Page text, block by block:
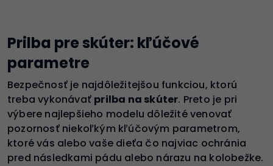
Prilba pre skúter: kľúčové
parametre
Bezpečnosť je najdôležitejšou funkciou, ktorú
treba vykonávať prilba na skúter. Preto je pri
výbere najlepšieho modelu dôležité venovať
pozornosť niekoľkým kľúčovým parametrom,
ktoré vás alebo vaše dieťa čo najviac ochránia
pred následkami pádu alebo nárazu na kolobežke.